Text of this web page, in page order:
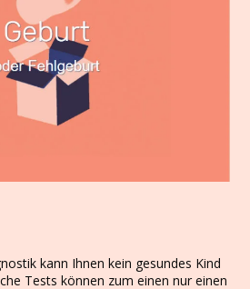
kann Ihnen kein gesundes Kind
Tests können zum einen nur einen